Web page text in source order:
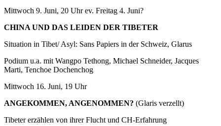
Mittwoch 9. Juni, 20 Uhr ev. Freitag 4. Juni?
CHINA UND DAS LEIDEN DER TIBETER
Situation in Tibet/ Asyl: Sans Papiers in der Schweiz, Glarus
Podium u.a. mit Wangpo Tethong, Michael Schneider, Jacques
Marti, Tenchoe Dochenchog
Mittwoch 16. Juni, 19 Uhr
ANGEKOMMEN, ANGENOMMEN? (Glaris verzellt)
Tibeter erzählen von ihrer Flucht und CH-Erfahrung